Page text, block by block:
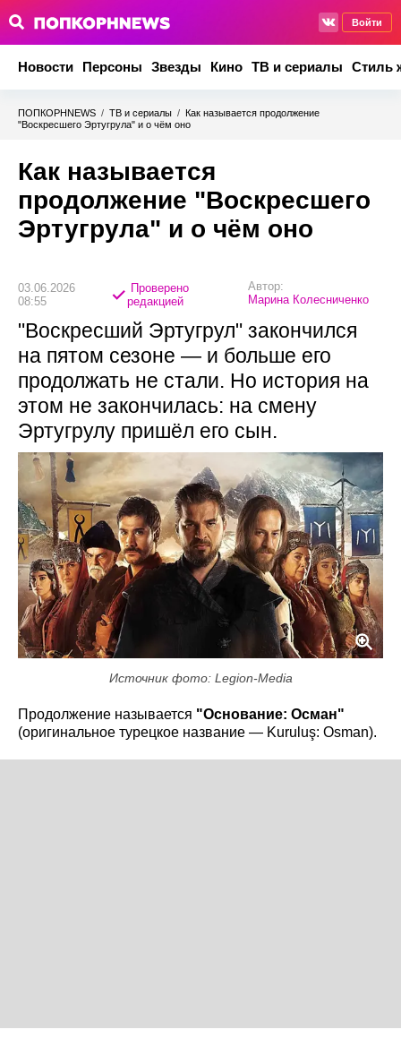
Войти
Новости Персоны Звезды Кино ТВ и сериалы Стиль
ПОПКОРНNEWS / ТВ и сериалы / Как называется продолжение
"Воскресшего Эртугрула" и о чём оно
Как называется
продолжение "Воскресшего
Эртугрула" и о чём оно
03.06.2026
08:55
Проверено
редакцией
Автор:
Марина Колесниченко
"Воскресший Эртугрул" закончился
на пятом сезоне — и больше его
продолжать не стали. Но история на
этом не закончилась: на смену
Эртугрулу пришёл его сын.
Источник фото: Legion-Media
Продолжение называется "Основание: Осман"
(оригинальное турецкое название — Kuruluş: Osman).